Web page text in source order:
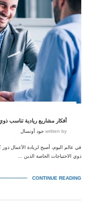
أفكار مشاريع ريادية تناسب
written by جود أونسال
في عالم اليوم، أصبح لريادة الأعمال
ذوي الاحتياجات الخاصة الذين …
CONTINUE READING